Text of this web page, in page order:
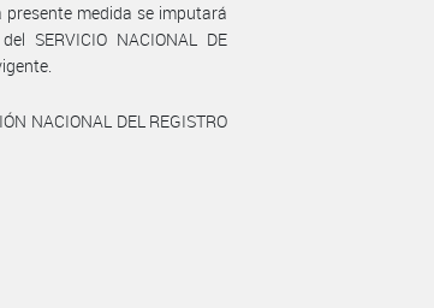
presente medida se imputará
SERVICIO NACIONAL DE
NACIONAL DEL REGISTRO